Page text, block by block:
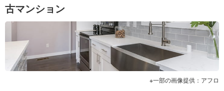
古マンション
一部の画像提供：アフロ